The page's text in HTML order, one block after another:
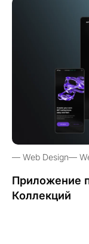
Web Design
Приложение
Коллекций